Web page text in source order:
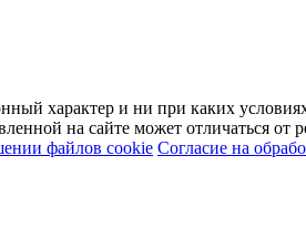
характер и ни при каких
на сайте может отличаться
файлов cookie Согласие на